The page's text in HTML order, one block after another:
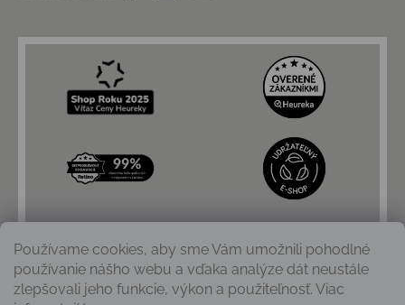
Používame cookies, aby sme Vám umožnili pohodlné
používanie nášho webu a vďaka analýze dát neustále
zlepšovali jeho funkcie, výkon a použiteľnosť. Viac